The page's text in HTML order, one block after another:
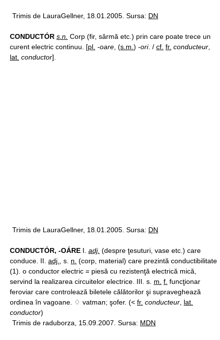
Trimis de LauraGellner, 18.01.2005. Sursa: DN
CONDUCTÓR s.n. Corp (fir, sârmă etc.) prin care poate trece un
curent electric continuu. [pl. -oare, (s.m.) -ori. / cf. fr. conducteur,
lat. conductor].
Trimis de LauraGellner, 18.01.2005. Sursa: DN
CONDUCTÓR, -OÁRE I. adj. (despre ţesuturi, vase etc.) care
conduce. II. adj., s. n. (corp, material) care prezintă conductibilitate
(1). o conductor electric = piesă cu rezistenţă electrică mică,
servind la realizarea circuitelor electrice. III. s. m. f. funcţionar
feroviar care controlează biletele călătorilor şi supraveghează
ordinea în vagoane. ♢ vatman; şofer. (< fr. conducteur, lat.
conductor)
Trimis de raduborza, 15.09.2007. Sursa: MDN